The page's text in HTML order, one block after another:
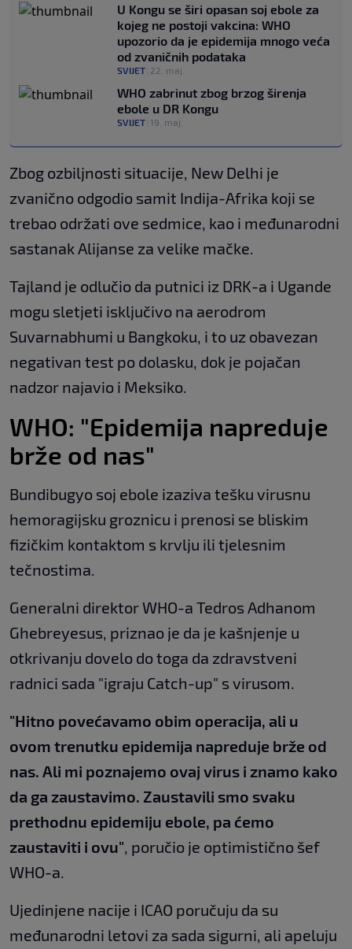
U Kongu se širi opasan soj ebole za
kojeg ne postoji vakcina: WHO
upozorio da je epidemija mnogo veća
od zvaničnih podataka
SVIJET 22. maj.
WHO zabrinut zbog brzog širenja
ebole u DR Kongu
SVIJET 19. maj.
Zbog ozbiljnosti situacije, New Delhi je
zvanično odgodio samit Indija-Afrika koji se
trebao održati ove sedmice, kao i međunarodni
sastanak Alijanse za velike mačke.
Tajland je odlučio da putnici iz DRK-a i Ugande
mogu sletjeti isključivo na aerodrom
Suvarnabhumi u Bangkoku, i to uz obavezan
negativan test po dolasku, dok je pojačan
nadzor najavio i Meksiko.
WHO: "Epidemija napreduje
brže od nas"
Bundibugyo soj ebole izaziva tešku virusnu
hemoragijsku groznicu i prenosi se bliskim
fizičkim kontaktom s krvlju ili tjelesnim
tečnostima.
Generalni direktor WHO-a Tedros Adhanom
Ghebreyesus, priznao je da je kašnjenje u
otkrivanju dovelo do toga da zdravstveni
radnici sada "igraju Catch-up" s virusom.
"Hitno povećavamo obim operacija, ali u
ovom trenutku epidemija napreduje brže od
nas. Ali mi poznajemo ovaj virus i znamo kako
da ga zaustavimo. Zaustavili smo svaku
prethodnu epidemiju ebole, pa ćemo
zaustaviti i ovu", poručio je optimistično šef
WHO-a.
Ujedinjene nacije i ICAO poručuju da su
međunarodni letovi za sada sigurni, ali apeluju